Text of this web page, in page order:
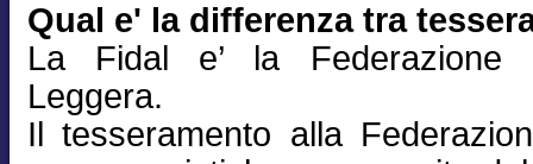
Qual e' la differenza tra
La Fidal e’ la Federazione
Leggera.
Il tesseramento alla